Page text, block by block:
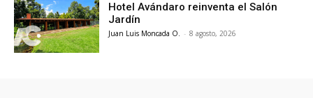
Hotel Avándaro reinventa el Salón
Jardín
Juan Luis Moncada O. - 8 agosto, 2026